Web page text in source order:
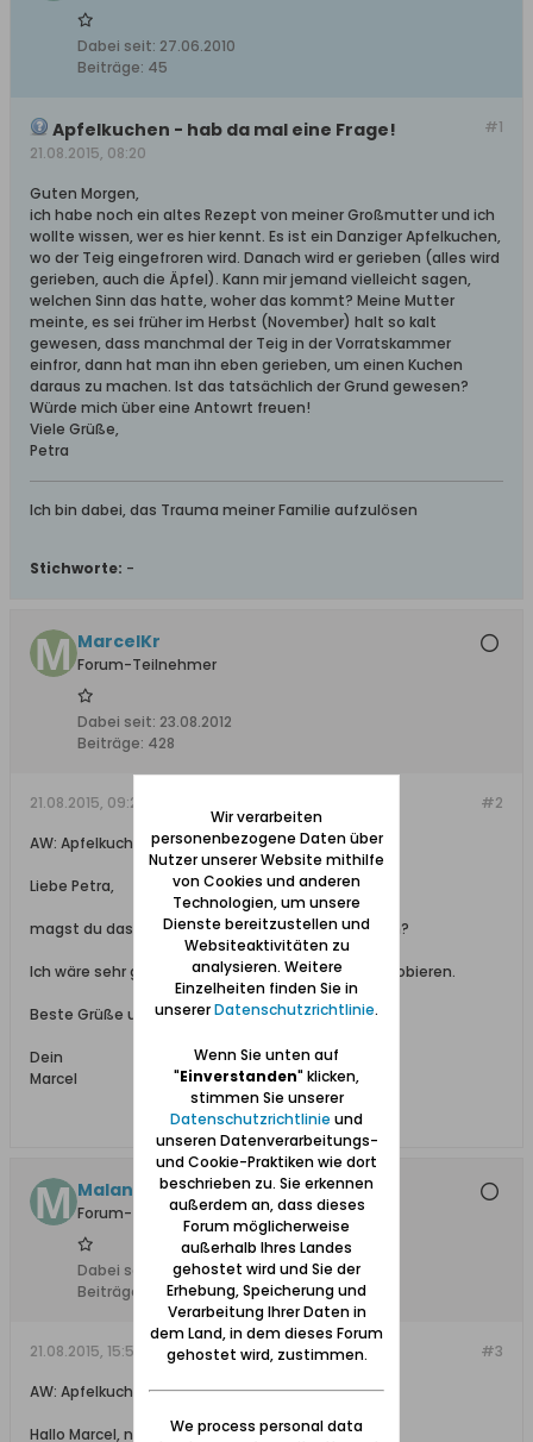
Dabei seit: 27.06.2010
Beiträge: 45
#1
Apfelkuchen - hab da mal eine Frage!
21.08.2015, 08:20
Guten Morgen,
ich habe noch ein altes Rezept von meiner Großmutter und ich
wollte wissen, wer es hier kennt. Es ist ein Danziger Apfelkuchen,
wo der Teig eingefroren wird. Danach wird er gerieben (alles wird
gerieben, auch die Äpfel). Kann mir jemand vielleicht sagen,
welchen Sinn das hatte, woher das kommt? Meine Mutter
meinte, es sei früher im Herbst (November) halt so kalt
gewesen, dass manchmal der Teig in der Vorratskammer
einfror, dann hat man ihn eben gerieben, um einen Kuchen
daraus zu machen. Ist das tatsächlich der Grund gewesen?
Würde mich über eine Antowrt freuen!
Viele Grüße,
Petra
Ich bin dabei, das Trauma meiner Familie aufzulösen
Stichworte: -
MarcelKr
Forum-Teilnehmer
Dabei seit: 23.08.2012
Beiträge: 428
#2
21.08.2015, 09:29
AW: Apfelkuchen - hab da mal eine Frage!
Liebe Petra,
magst du das Rezept von Lina hier auch einstellen?
Ich wäre sehr gespannt und würde es gerne ausprobieren.
Beste Grüße und Euch ein schönes Wochenende,
Dein
Marcel
Malani
Forum-Teilnehmer
Dabei seit:
27.06.2010
Beiträge:
45
#3
21.08.2015, 15:50
AW: Apfelkuchen - hab da mal eine Frage!
Hallo Marcel, na klar - mach' ich doch glatt:
Wir verarbeiten
personenbezogene Daten über
Nutzer unserer Website mithilfe
von Cookies und anderen
Technologien, um unsere
Dienste bereitzustellen und
Websiteaktivitäten zu
analysieren. Weitere
Einzelheiten finden Sie in
unsererDatenschutzrichtlinie.
Wenn Sie unten auf
"Einverstanden" klicken,
stimmen Sie unserer
Datenschutzrichtlinie und
unseren Datenverarbeitungs-
und Cookie-Praktiken wie dort
beschrieben zu. Sie erkennen
außerdem an, dass dieses
Forum möglicherweise
außerhalb Ihres Landes
gehostet wird und Sie der
Erhebung, Speicherung und
Verarbeitung Ihrer Daten in
dem Land, in dem dieses Forum
gehostet wird, zustimmen.
We process personal data